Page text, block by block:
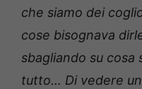
che siamo dei
cose bisognava
sbagliando su cosa
tutto… Di vedere